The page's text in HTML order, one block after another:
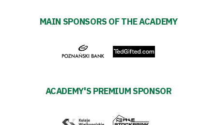
MAIN SPONSORS OF THE ACADEMY
ACADEMY'S PREMIUM SPONSOR